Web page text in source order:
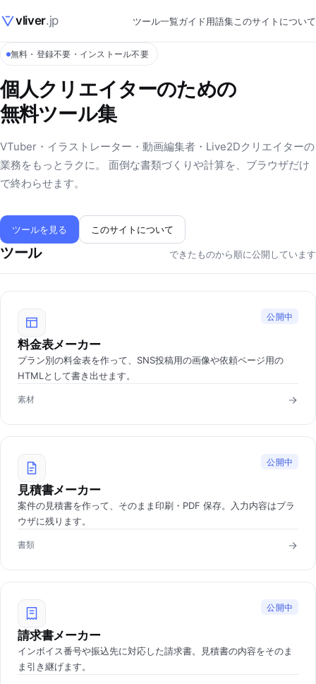
vliver.jp ツール一覧ガイド用語集このサイトについて
無料・登録不要・インストール不要
個人クリエイターのための
無料ツール集
VTuber・イラストレーター・動画編集者・Live2Dクリエイターの
業務をもっとラクに。 面倒な書類づくりや計算を、ブラウザだけ
で終わらせます。
ツールを見る このサイトについて
ツール できたものから順に公開しています
公開中
料金表メーカー
プラン別の料金表を作って、SNS投稿用の画像や依頼ページ用の
HTMLとして書き出せます。
素材
公開中
見積書メーカー
案件の見積書を作って、そのまま印刷・PDF 保存。入力内容はブラ
ウザに残ります。
書類
公開中
請求書メーカー
インボイス番号や振込先に対応した請求書。見積書の内容をそのま
ま引き継げます。